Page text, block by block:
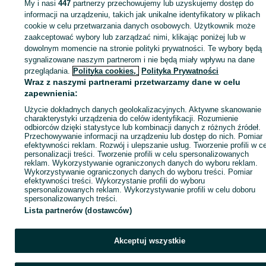
Zaloguj się lub załóż konto na OLX, aby skontaktować się z
sprzedającym
Zaloguj się / Załóż konto
Wyślij wiadomość
My i nasi447 partnerzy przechowujemy lub uzyskujemy dostęp do
informacji na urządzeniu, takich jak unikalne identyfikatory w plikach
cookie w celu przetwarzania danych osobowych. Użytkownik może
zaakceptować wybory lub zarządzać nimi, klikając poniżej lub w
dowolnym momencie na stronie polityki prywatności. Te wybory będą
sygnalizowane naszym partnerom i nie będą miały wpływu na dane
przeglądania. Polityka cookies, Polityka Prywatności
Wraz z naszymi partnerami przetwarzamy dane w celu
zapewnienia:
Użycie dokładnych danych geolokalizacyjnych. Aktywne skanowanie
charakterystyki urządzenia do celów identyfikacji. Rozumienie
odbiorców dzięki statystyce lub kombinacji danych z różnych źródeł.
Przechowywanie informacji na urządzeniu lub dostęp do nich. Pomiar
efektywności reklam. Rozwój i ulepszanie usług. Tworzenie profili w
personalizacji treści. Tworzenie profili w celu spersonalizowanych
reklam. Wykorzystywanie ograniczonych danych do wyboru reklam.
Wykorzystywanie ograniczonych danych do wyboru treści. Pomiar
efektywności treści. Wykorzystanie profili do wyboru
spersonalizowanych reklam. Wykorzystywanie profili w celu doboru
spersonalizowanych treści.
Lista partnerów (dostawców)
Akceptuj wszystkie